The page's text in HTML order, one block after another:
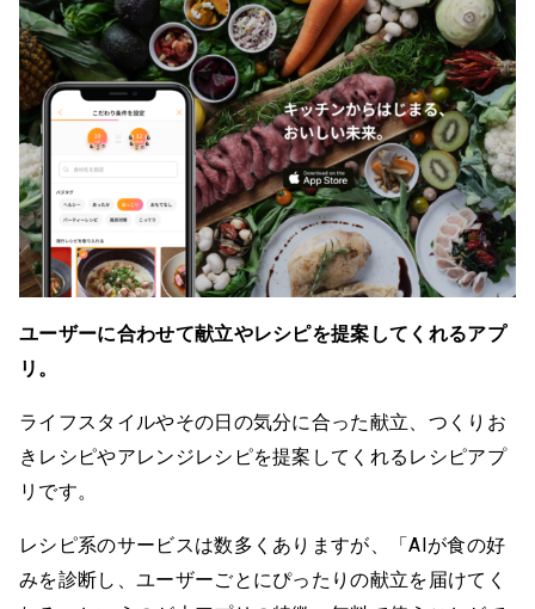
ユーザーに合わせて献立やレシピを提案してくれるアプ
リ。
ライフスタイルやその日の気分に合った献立、つくりお
きレシピやアレンジレシピを提案してくれるレシピアプ
リです。
レシピ系のサービスは数多くありますが、「AIが食の好
みを診断し、ユーザーごとにぴったりの献立を届けてく